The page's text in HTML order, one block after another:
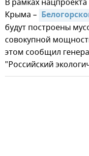
В рамках
Крыма –
будут построены
совокупной
этом сообщил
"Российский